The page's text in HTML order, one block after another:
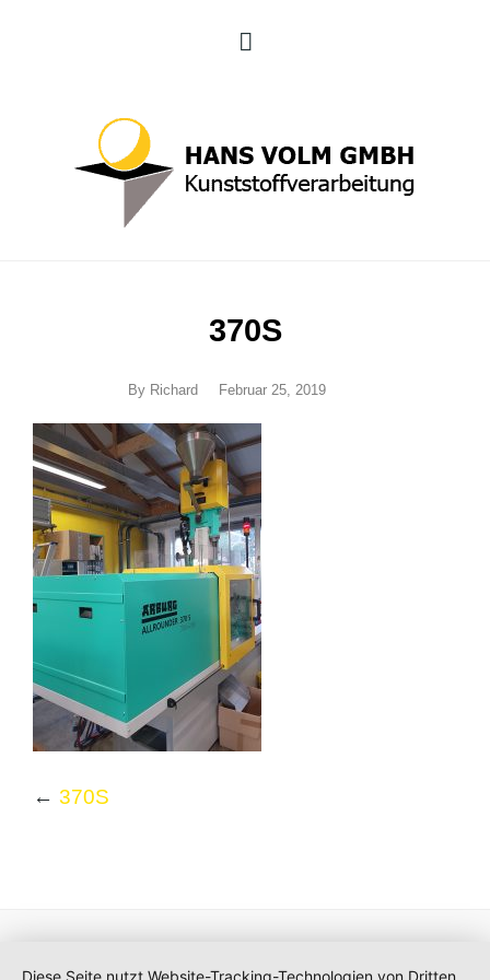
370S
By Richard Februar 25, 2019
← 370S
Diese Seite nutzt Website-Tracking-Technologien von Dritten,